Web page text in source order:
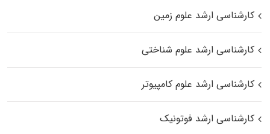
کارشناسی ارشد علوم زمین
کارشناسی ارشد علوم شناختی
کارشناسی ارشد علوم کامپیوتر
کارشناسی ارشد فوتونیک